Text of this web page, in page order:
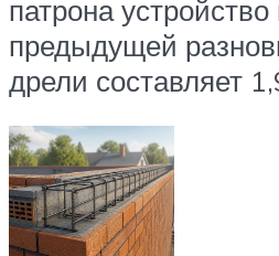
патрона
предыдущей
дрели составляет